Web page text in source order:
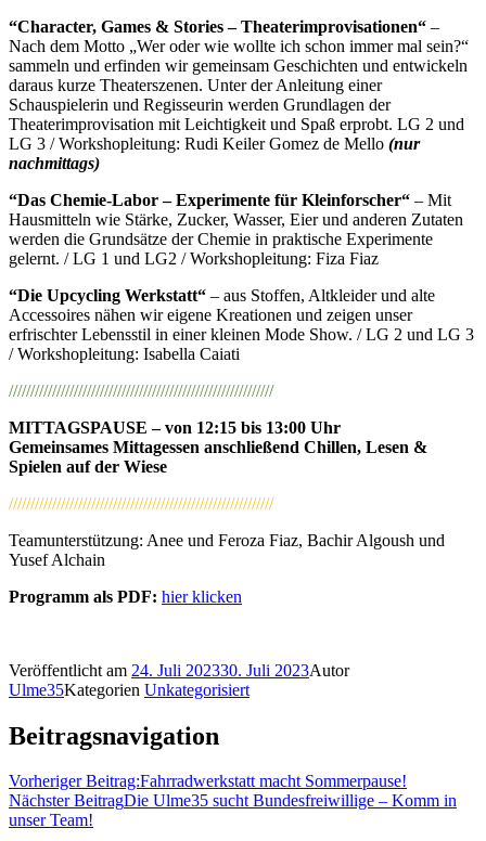
“Character, Games & Stories – Theaterimprovisationen“ –
Nach dem Motto „Wer oder wie wollte ich schon immer mal sein?“
sammeln und erfinden wir gemeinsam Geschichten und entwickeln
daraus kurze Theaterszenen. Unter der Anleitung einer
Schauspielerin und Regisseurin werden Grundlagen der
Theaterimprovisation mit Leichtigkeit und Spaß erprobt. LG 2 und
LG 3 / Workshopleitung: Rudi Keiler Gomez de Mello (nur
nachmittags)
“Das Chemie-Labor – Experimente für Kleinforscher“ – Mit
Hausmitteln wie Stärke, Zucker, Wasser, Eier und anderen Zutaten
werden die Grundsätze der Chemie in praktische Experimente
gelernt. / LG 1 und LG2 / Workshopleitung: Fiza Fiaz
“Die Upcycling Werkstatt“ – aus Stoffen, Altkleider und alte
Accessoires nähen wir eigene Kreationen und zeigen unser
erfrischter Lebensstil in einer kleinen Mode Show. / LG 2 und LG 3
/ Workshopleitung: Isabella Caiati
/////////////////////////////////////////////////////////////
MITTAGSPAUSE – von 12:15 bis 13:00 Uhr
Gemeinsames Mittagessen anschließend Chillen, Lesen &
Spielen auf der Wiese
/////////////////////////////////////////////////////////////
Teamunterstützung: Anee und Feroza Fiaz, Bachir Algoush und
Yusef Alchain
Programm als PDF: hier klicken
Veröffentlicht am 24. Juli 202330. Juli 2023Autor
Ulme35Kategorien Unkategorisiert
Beitragsnavigation
Vorheriger Beitrag:Fahrradwerkstatt macht Sommerpause!
Nächster BeitragDie Ulme35 sucht Bundesfreiwillige – Komm in
unser Team!